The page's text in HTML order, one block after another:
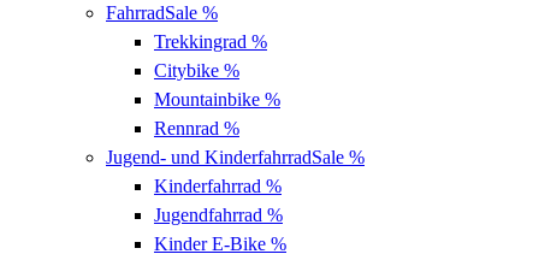
FahrradSale %
Trekkingrad %
Citybike %
Mountainbike %
Rennrad %
Jugend- und KinderfahrradSale %
Kinderfahrrad %
Jugendfahrrad %
Kinder E-Bike %